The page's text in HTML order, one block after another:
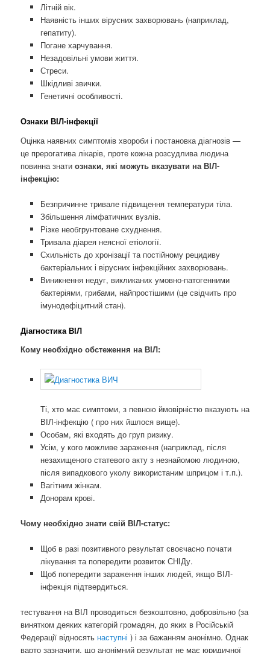
Літній вік.
Наявність інших вірусних захворювань (наприклад,
гепатиту).
Погане харчування.
Незадовільні умови життя.
Стреси.
Шкідливі звички.
Генетичні особливості.
Ознаки ВІЛ-інфекції
Оцінка наявних симптомів хвороби і постановка діагнозів —
це прерогатива лікарів, проте кожна розсудлива людина
повинна знатиознаки, які можуть вказувати на ВІЛ-
інфекцію:
Безпричинне тривале підвищення температури тіла.
Збільшення лімфатичних вузлів.
Різке необгрунтоване схуднення.
Тривала діарея неясної етіології.
Схильність до хронізації та постійному рецидиву
бактеріальних і вірусних інфекційних захворювань.
Виникнення недуг, викликаних умовно-патогенними
бактеріями, грибами, найпростішими (це свідчить про
імунодефіцитний стан).
Діагностика ВІЛ
Кому необхідно обстеження на ВІЛ:
Ті, хто має симптоми, з певною ймовірністю вказують на
ВІЛ-інфекцію ( про них йшлося вище).
Особам, які входять до груп ризику.
Усім, у кого можливе зараження (наприклад, після
незахищеного статевого акту з незнайомою людиною,
після випадкового уколу використаним шприцом і т.п.).
Вагітним жінкам.
Донорам крові.
Чому необхідно знати свій ВІЛ-статус:
Щоб в разі позитивного результат своєчасно почати
лікування та попередити розвиток СНІДу.
Щоб попередити зараження інших людей, якщо ВІЛ-
інфекція підтвердиться.
тестування на ВІЛ проводиться безкоштовно, добровільно (за
винятком деяких категорій громадян, до яких в Російській
Федерації відносять наступні) і за бажанням анонімно. Однак
варто зазначити, що анонімний результат не має юридичної